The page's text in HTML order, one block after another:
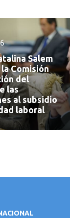
Salem
Comisión
del
las
al subsidio
laboral